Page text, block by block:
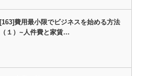
[163]費用最小限でビジネスを始める方法
（１）~人件費と家賃…